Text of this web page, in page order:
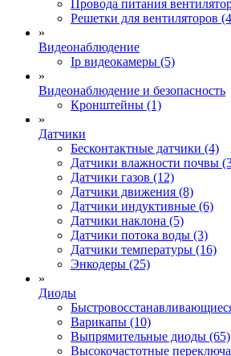
Провода питания
Решетки для вентиляторов
»
Видеонаблюдение
Ip видеокамеры (5)
»
Видеонаблюдение и безопасность
Кронштейны (1)
»
Датчики
Бесконтактные датчики (4)
Датчики влажности почвы
Датчики газов (12)
Датчики движения (8)
Датчики индуктивные (6)
Датчики наклона (5)
Датчики потока воды (3)
Датчики температуры (16)
Энкодеры (25)
»
Диоды
Варикапы (10)
Выпрямительные диоды (65)
Высокочастотные